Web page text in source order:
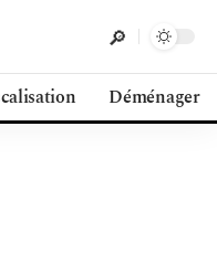
Déménager